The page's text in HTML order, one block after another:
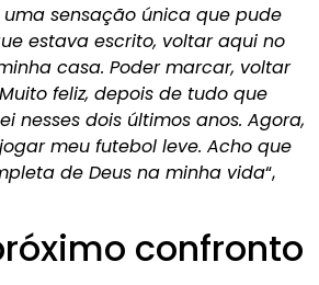
sensação única que pude
estava escrito, voltar aqui no
casa. Poder marcar, voltar
feliz, depois de tudo que
nesses dois últimos anos. Agora,
meu futebol leve. Acho que
de Deus na minha vida“,
confronto